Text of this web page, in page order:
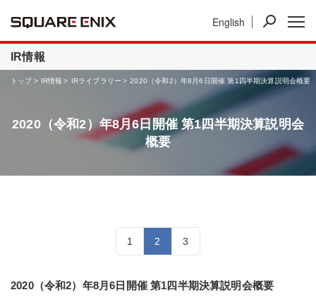
English
IR情報 事業紹介
IR情報
トップ IR情報 IRライブラリー 2020（令和2）年8月6日開催 第1四半期決算説明会概要
2020（令和2）年8月6日開催 第1四半期決算説明会
概要
1 2 3
2020（令和2）年8月6日開催 第1四半期決算説明会概要